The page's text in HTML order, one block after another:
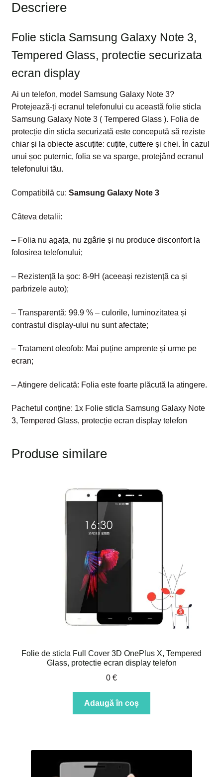
Descriere
Folie sticla Samsung Galaxy Note 3,
Tempered Glass, protectie securizata
ecran display
Ai un telefon, model Samsung Galaxy Note 3?
Protejează-ți ecranul telefonului cu această folie sticla
Samsung Galaxy Note 3 ( Tempered Glass ). Folia de
protecție din sticla securizată este concepută să reziste
chiar și la obiecte ascuțite: cuțite, cuttere și chei. În cazul
unui șoc puternic, folia se va sparge, protejând ecranul
telefonului tău.
Compatibilă cu: Samsung Galaxy Note 3
Câteva detalii:
– Folia nu agața, nu zgârie și nu produce disconfort la
folosirea telefonului;
– Rezistență la șoc: 8-9H (aceeași rezistență ca și
parbrizele auto);
– Transparentă: 99.9 % – culorile, luminozitatea și
contrastul display-ului nu sunt afectate;
– Tratament oleofob: Mai puține amprente și urme pe
ecran;
– Atingere delicată: Folia este foarte plăcută la atingere.
Pachetul conține: 1x Folie sticla Samsung Galaxy Note
3, Tempered Glass, protecție ecran display telefon
Produse similare
Folie de sticla Full Cover 3D OnePlus X, Tempered
Glass, protectie ecran display telefon
0 €
Adaugă în coș